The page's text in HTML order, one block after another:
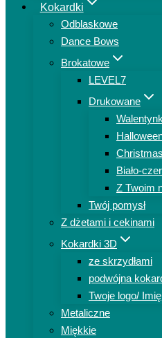
Kokardki
Odblaskowe
Dance Bows
Brokatowe
LEVEL7
Drukowane
Biało-
Z Twoim
Twój pomysł
Z dżetami i cekinami
Kokardki 3D
ze skrzydłami
podwójna
Twoje logo/ Imię
Metaliczne
Miękkie